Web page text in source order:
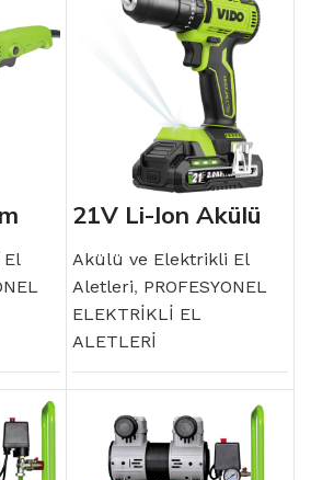
21V Li-Ion Akülü
Kompakt
Kömürsüz Motor
Matkap
Akülü ve Elektrikli El
Aletleri, PROFESYONEL
ELEKTRİKLİ EL
ALETLERİ